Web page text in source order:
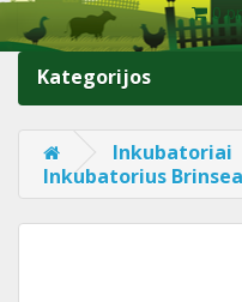
0
Kategorijos
Inkubatoriai
Inkubatorius Brinsea